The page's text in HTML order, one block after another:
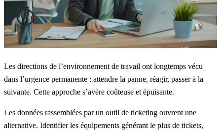
Les directions de l’environnement de travail ont longtemps vécu
dans l’urgence permanente : attendre la panne, réagir, passer à la
suivante. Cette approche s’avère coûteuse et épuisante.
Les données rassemblées par un outil de ticketing ouvrent une
alternative. Identifier les équipements générant le plus de tickets,